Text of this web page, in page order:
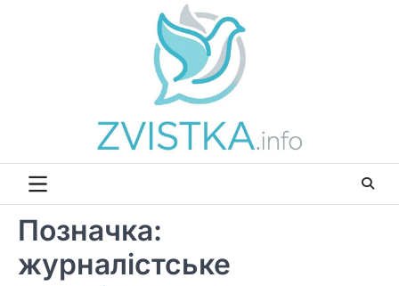
Позначка:
журналістське